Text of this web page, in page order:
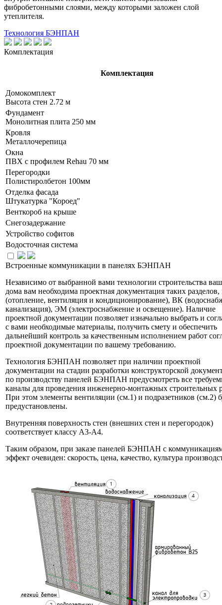
фибробетонными слоями, между которыми заложен слой
утеплителя.
Технология БЭНПАН
Комплектация
Комплектация
Домокомплект
Высота стен 2.72 м
Фундамент
Монолитная плита 250 мм
Кровля
Металлочерепица
Окна
ПВХ с профилем Rehau 70 мм
Перегородки
Полистиролбетон 100мм
Отделка фасада
Штукатурка "Короед"
Венткороб на крыше
Снегозадержание
Устройство софитов
Водосточная система
Встроенные коммуникации в панелях БЭНПАН
Независимо от выбранной вами технологии строительства
дома вам необходима проектная документация таких
(отопление, вентиляция и кондиционирование), ВК
канализация), ЭМ (электроснабжение и освещение). Наличие
проектной документации позволяет изначально выбрать и
с вами необходимые материалы, получить смету и обеспечить
дальнейший контроль за качественным исполнением работ
проектной документации по вашему требованию.
Технология БЭНПАН позволяет при наличии проектной
документации на стадии разработки конструкторской
по производству панелей БЭНПАН предусмотреть все
каналы для проведения инженерно-монтажных строительных
При этом элементы вентиляции (см.1) и подразетников (см.2)
предустановлены.
Внутренняя поверхность стен (внешних стен и перегородок)
соответствует классу А3-А4.
Таким образом, при заказе панелей БЭНПАН с
эффект очевиден: скорость, цена, качество, культура